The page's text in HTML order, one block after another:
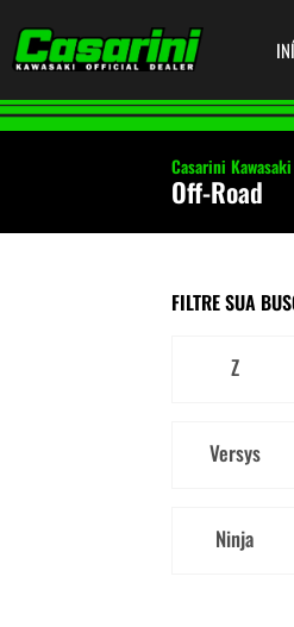
Casarini
Off-Road
FILTRE SUA
Z
Versys
Ninja